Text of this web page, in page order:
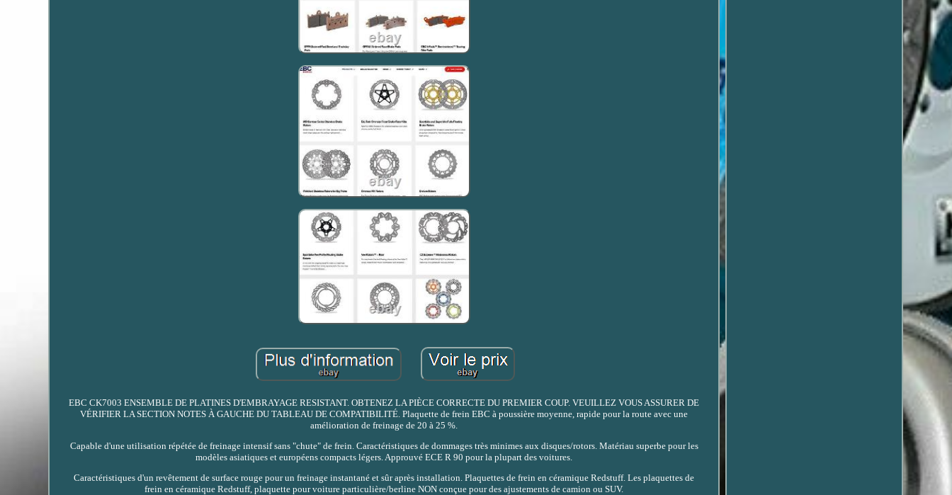
EBC CK7003 ENSEMBLE DE PLATINES D'EMBRAYAGE RESISTANT. OBTENEZ LA PIÈCE CORRECTE DU PREMIER COUP. VEUILLEZ VOUS ASSURER DE
VÉRIFIER LA SECTION NOTES À GAUCHE DU TABLEAU DE COMPATIBILITÉ. Plaquette de frein EBC à poussière moyenne, rapide pour la route avec une
amélioration de freinage de 20 à 25 %.
Capable d'une utilisation répétée de freinage intensif sans "chute" de frein. Caractéristiques de dommages très minimes aux disques/rotors. Matériau superbe pour les
modèles asiatiques et européens compacts légers. Approuvé ECE R 90 pour la plupart des voitures.
Caractéristiques d'un revêtement de surface rouge pour un freinage instantané et sûr après installation. Plaquettes de frein en céramique Redstuff. Les plaquettes de
frein en céramique Redstuff, plaquette pour voiture particulière/berline NON conçue pour des ajustements de camion ou SUV.